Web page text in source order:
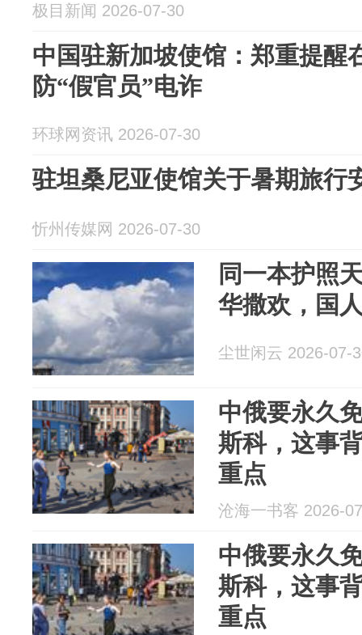
极目新闻 2026-07-30
中国驻新加坡使馆：郑重提醒
防“假官员”电诈
环球网资讯 2026-07-30
驻坦桑尼亚使馆关于暑期旅行
忻州传媒网 2026-07-30
同一本护照
华撒欢，国
尘世闲云 2026-07-
中俄要永久
斯科，这事
重点
沧海一书客 2026-
中俄要永久
斯科，这事
重点